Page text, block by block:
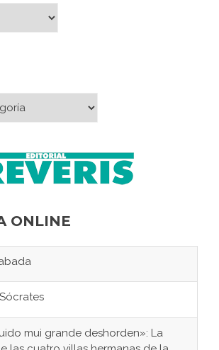
ONLINE
mui grande deshorden»: La
las cuatro villas hermanas de la